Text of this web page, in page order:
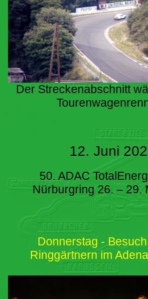
Der Streckenabschnitt
12. Juni
50. ADAC
Nürburgring 26. – 29.
Donnerstag -
Ringgärtnern im